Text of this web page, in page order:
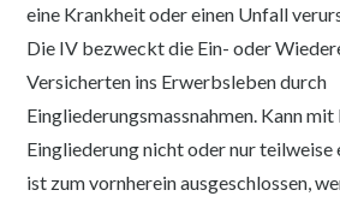
eine Krankheit oder einen Unfall
Die IV bezweckt die Ein- oder
Versicherten ins Erwerbsleben durch
Eingliederungsmassnahmen. Kann
Eingliederung nicht oder nur
ist zum vornherein ausgeschlossen,